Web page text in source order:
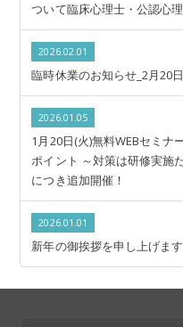
ついて臨床心理士・公認心
2026.02.01
臨時休業のお知らせ_2月20日
2026.01.05
1月20日(火)無料WEBセミナ
ポイント ～対策は研修実施
につき追加開催！
2026.01.01
新年の御挨拶を申し上げます